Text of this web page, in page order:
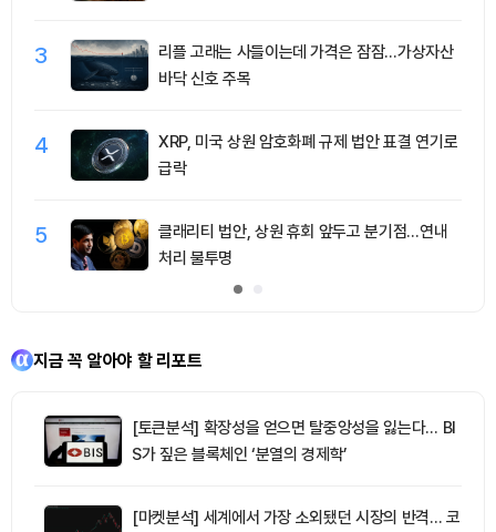
3
리플 고래는 사들이는데 가격은 잠잠…가상자산
바닥 신호 주목
4
XRP, 미국 상원 암호화폐 규제 법안 표결 연기로
급락
5
클래리티 법안, 상원 휴회 앞두고 분기점…연내
처리 불투명
지금 꼭 알아야 할 리포트
[토큰분석] 확장성을 얻으면 탈중앙성을 잃는다… BI
S가 짚은 블록체인 ‘분열의 경제학’
[마켓분석] 세계에서 가장 소외됐던 시장의 반격… 코